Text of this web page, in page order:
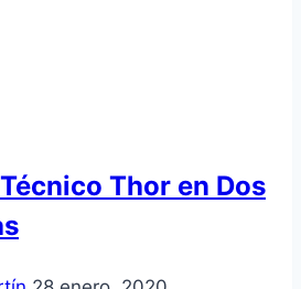
Thor en Dos